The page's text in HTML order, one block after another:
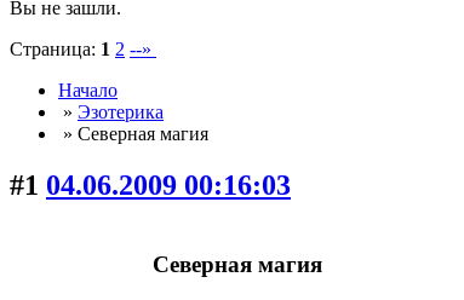
Вы не зашли.
Страница: 1 2 --»
Начало
» Эзотерика
» Северная магия
#1 04.06.2009 00:16:03
Северная магия